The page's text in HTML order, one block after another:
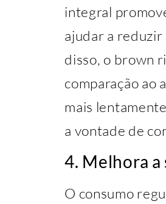
integral
ajudar a reduzir
disso, o brown
comparação ao
mais
a vontade de
4. Melhora
O consumo